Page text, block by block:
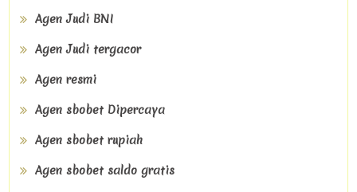
Agen Judi BNI
Agen Judi tergacor
Agen resmi
Agen sbobet Dipercaya
Agen sbobet rupiah
Agen sbobet saldo gratis